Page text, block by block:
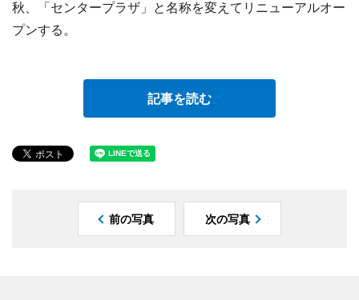
秋、「センタープラザ」と名称を変えてリニューアルオー
プンする。
記事を読む
前の写真 次の写真